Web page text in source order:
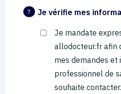
7 Je vérifie mes
Je mandate
allodocteur.fr afin
mes demandes et
professionnel de
souhaite contacter.